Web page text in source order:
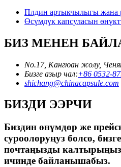
Плдин артыкчылыгы жана
Өсүмдүк капсуласын
БИЗ МЕНЕН
No.17, Кангюан жолу,
Бизге азыр чал:+86 0532-
shichang@chinacapsule.com
БИЗДИ ЭЭРЧИ
Биздин өнүмдөр же
суроолоруңуз болсо,
почтаңызды
ичинде байланышабыз.